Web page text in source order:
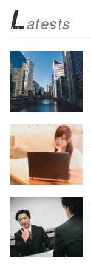
biz.jp/public_ht
ml/wp-
content/themes
/tapbiz_theme/
parts/sns-
buttons.php on
line10
/1033509"
onclick="windo
w.open(this.hre
Latests